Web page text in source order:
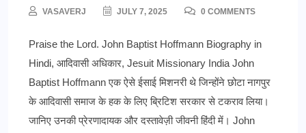
VASAVERJ JULY 7, 2025 0 COMMENTS
Praise the Lord. John Baptist Hoffmann Biography in
Hindi, आदिवासी अधिकार, Jesuit Missionary India John
Baptist Hoffmann एक ऐसे ईसाई मिशनरी थे जिन्होंने छोटा नागपुर
के आदिवासी समाज के हक के लिए ब्रिटिश सरकार से टकराव लिया।
जानिए उनकी प्रेरणादायक और दस्तावेज़ी जीवनी हिंदी में। John